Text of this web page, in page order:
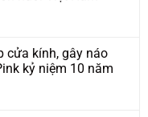
cửa kính, gây náo
kỷ niệm 10 năm